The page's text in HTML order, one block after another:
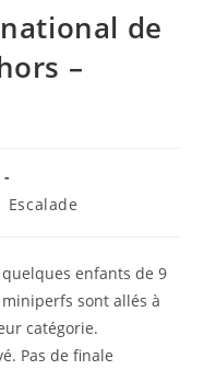
de
–
Escalade
enfants de 9
sont allés à
catégorie.
Pas de finale